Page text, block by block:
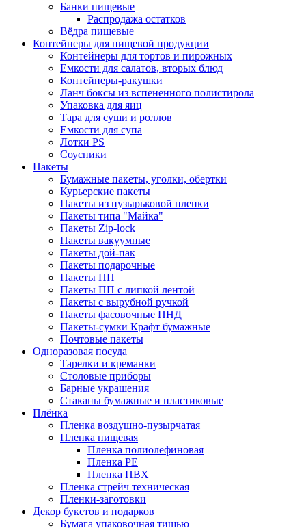
Банки пищевые
Распродажа остатков
Вёдра пищевые
Контейнеры для пищевой продукции
Контейнеры для тортов и пирожных
Емкости для салатов, вторых блюд
Контейнеры-ракушки
Ланч боксы из вспененного полистирола
Упаковка для яиц
Тара для суши и роллов
Емкости для супа
Лотки PS
Соусники
Пакеты
Бумажные пакеты, уголки, обертки
Курьерские пакеты
Пакеты из пузырьковой пленки
Пакеты типа "Майка"
Пакеты Zip-lock
Пакеты вакуумные
Пакеты дой-пак
Пакеты подарочные
Пакеты ПП
Пакеты ПП с липкой лентой
Пакеты с вырубной ручкой
Пакеты фасовочные ПНД
Пакеты-сумки Крафт бумажные
Почтовые пакеты
Одноразовая посуда
Тарелки и креманки
Столовые приборы
Барные украшения
Стаканы бумажные и пластиковые
Плёнка
Пленка воздушно-пузырчатая
Пленка пищевая
Пленка полиолефиновая
Пленка PE
Пленка ПВХ
Пленка стрейч техническая
Пленки-заготовки
Декор букетов и подарков
Бумага упаковочная тишью